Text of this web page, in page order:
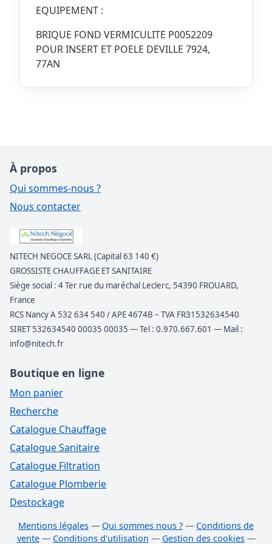
EQUIPEMENT :
BRIQUE FOND VERMICULITE P0052209
POUR INSERT ET POELE DEVILLE 7924,
77AN
À propos
Qui sommes-nous ?
Nous contacter
NITECH NEGOCE SARL (Capital 63 140 €)
GROSSISTE CHAUFFAGE ET SANITAIRE
Siège social : 4 Ter rue du maréchal Leclerc, 54390 FROUARD,
France
RCS Nancy A 532 634 540 / APE 4674B – TVA FR31532634540
SIRET 532634540 00035 00035 — Tel : 0.970.667.601 — Mail :
info@nitech.fr
Boutique en ligne
Mon panier
Recherche
Catalogue Chauffage
Catalogue Sanitaire
Catalogue Filtration
Catalogue Plomberie
Destockage
Mentions légales — Qui sommes nous ? — Conditions de
vente— Conditions d'utilisation — Gestion des cookies—